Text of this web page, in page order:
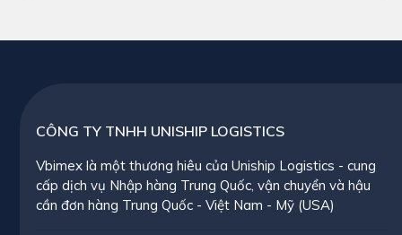
CÔNG TY TNHH UNISHIP LOGISTICS
Vbimex là một thương hiêu của Uniship Logistics - cung
cấp dịch vụ Nhập hàng Trung Quốc, vận chuyển và hậu
cần đơn hàng Trung Quốc - Việt Nam - Mỹ (USA)